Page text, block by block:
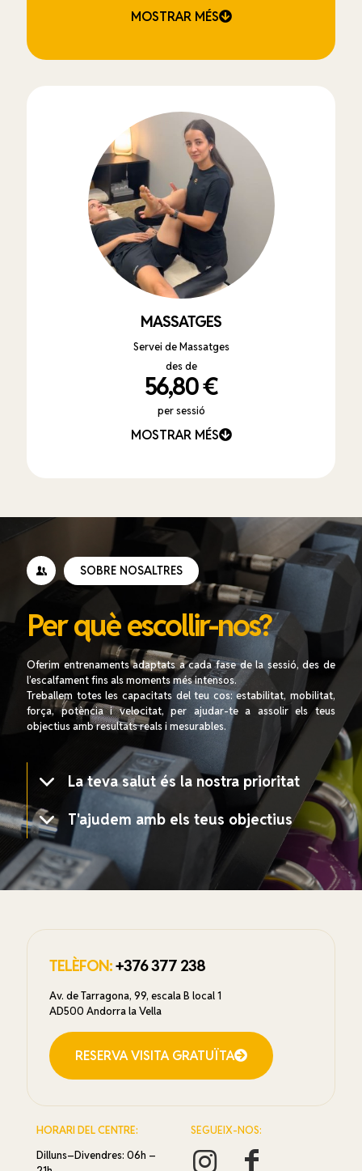
MOSTRAR MÉS
MASSATGES
Servei de Massatges
des de
56,80 €
per sessió
MOSTRAR MÉS
SOBRE NOSALTRES
Per què escollir-nos?
Oferim entrenaments adaptats a cada fase de la sessió, des de
l’escalfament fins als moments més intensos.
Treballem totes les capacitats del teu cos: estabilitat, mobilitat,
força, potència i velocitat, per ajudar-te a assolir els teus
objectius amb resultats reals i mesurables.
La teva salut és la nostra prioritat
T'ajudem amb els teus objectius
TELÈFON:+376 377 238
Av. de Tarragona, 99, escala B local 1
AD500 Andorra la Vella
RESERVA VISITA GRATUÏTA
HORARI DEL CENTRE:
Dilluns–Divendres: 06h –
SEGUEIX-NOS: